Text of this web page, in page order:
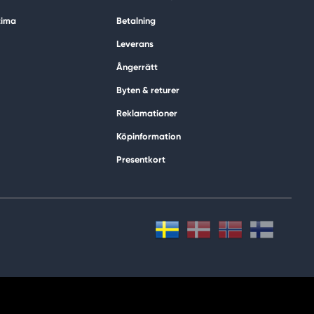
Betalning
Leverans
Ångerrätt
Byten & returer
Reklamationer
Köpinformation
Presentkort